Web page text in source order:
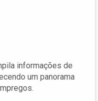
informações de
um panorama